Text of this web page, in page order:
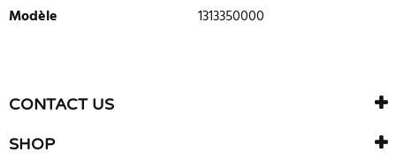
Modèle
1313350000
Il n'y a aucun avis sur ce produit. Soyez le premier à écrire un
avis
CONTACT US
SHOP